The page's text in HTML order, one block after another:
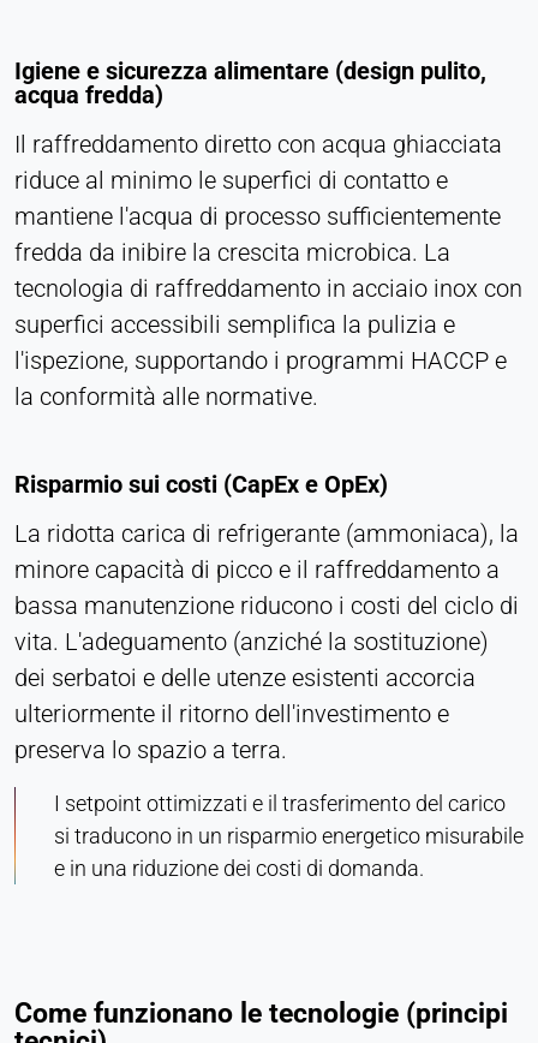
Igiene e sicurezza alimentare (design pulito,
acqua fredda)
Il raffreddamento diretto con acqua ghiacciata
riduce al minimo le superfici di contatto e
mantiene l'acqua di processo sufficientemente
fredda da inibire la crescita microbica. La
tecnologia di raffreddamento in acciaio inox con
superfici accessibili semplifica la pulizia e
l'ispezione, supportando i programmi HACCP e
la conformità alle normative.
Risparmio sui costi (CapEx e OpEx)
La ridotta carica di refrigerante (ammoniaca), la
minore capacità di picco e il raffreddamento a
bassa manutenzione riducono i costi del ciclo di
vita. L'adeguamento (anziché la sostituzione)
dei serbatoi e delle utenze esistenti accorcia
ulteriormente il ritorno dell'investimento e
preserva lo spazio a terra.
I setpoint ottimizzati e il trasferimento del carico
si traducono in un risparmio energetico misurabile
e in una riduzione dei costi di domanda.
Come funzionano le tecnologie (principi
Hotjar
Name:
hjSession#, hjSessionUser#,
_hjAbsoluteSessionInProgress
Provider:
Hotjar Ltd.
Purpose:
Analisi del comportamento degli utenti
Sessione - 1 anno
MEDIA ESTERNI
Consente di visualizzare contenuti di terze parti,
come ad esempio i video. In caso di attivazione, i
dati tecnici possono essere trasferiti al fornitore.
Vimeo
Name:
Provider:
Vimeo, Inc.
Purpose:
Contenuti video incorporati
Cookie duration: